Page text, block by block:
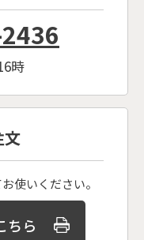
時
文
使いください。
ちら